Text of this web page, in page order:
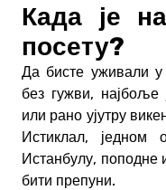
Када је
посету?
Да бисте уживали у
без гужви,
или рано ујутру
Истиклал, једном
Истанбулу, поподне
бити препуни.